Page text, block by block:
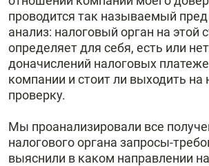
проводится так называемый
анализ: налоговый орган на этой
определяет для себя, есть или
доначислений налоговых
компании и стоит ли выходить на
проверку.
Мы проанализировали все
налогового органа запросы-
выяснили в каком направлении